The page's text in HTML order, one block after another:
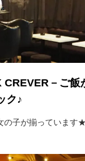
CREVER－ご飯
ク♪
の子が揃っていま